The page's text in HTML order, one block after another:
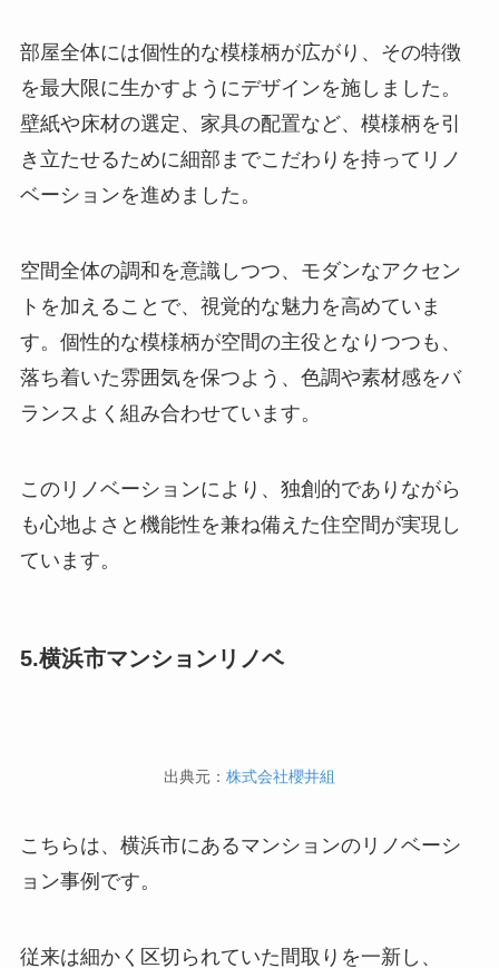
部屋全体には個性的な模様柄が広がり、その特徴
を最大限に生かすようにデザインを施しました。
壁紙や床材の選定、家具の配置など、模様柄を引
き立たせるために細部までこだわりを持ってリノ
ベーションを進めました。
空間全体の調和を意識しつつ、モダンなアクセン
トを加えることで、視覚的な魅力を高めていま
す。個性的な模様柄が空間の主役となりつつも、
落ち着いた雰囲気を保つよう、色調や素材感をバ
ランスよく組み合わせています。
このリノベーションにより、独創的でありながら
も心地よさと機能性を兼ね備えた住空間が実現し
ています。
5.横浜市マンションリノベ
出典元： 株式会社櫻井組
こちらは、横浜市にあるマンションのリノベーシ
ョン事例です。
従来は細かく区切られていた間取りを一新し、